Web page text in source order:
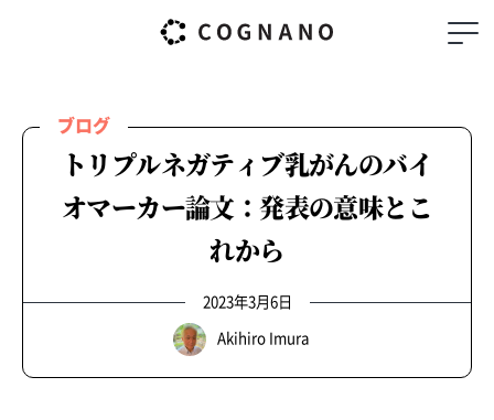
ブログ
トリプルネガティブ乳がんのバイ
オマーカー論文：発表の意味とこ
れから
2023年3月6日
Akihiro Imura